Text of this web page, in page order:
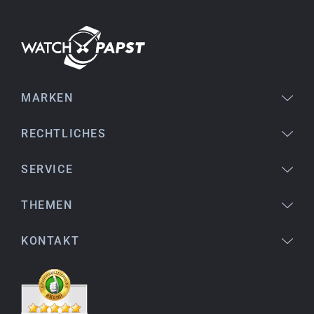
Perfekter Service und sehr schöne Uhr. Vielen
Dank :-)
Bogdan B.
really a time capsule! Very satisfied to find such
Ich komme aus den USA (Buffalo, NY) und habe
Sehr empfehlenswert!
MARKEN
RECHTLICHES
SERVICE
THEMEN
KONTAKT